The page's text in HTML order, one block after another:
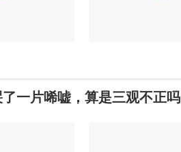
一片唏嘘，算是三观不正吗